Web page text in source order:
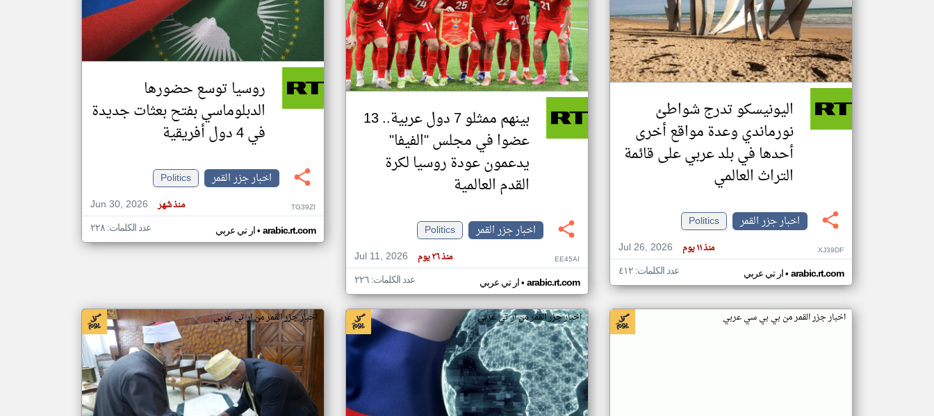
تغيير الدولة
اخبار جزر القمر على مدار الساعة
أهم اخبار جزر القمر العاجلة والمباشرة
اليونيسكو تدرج شواطئ
نورماندي وعدة مواقع أخرى
أحدها في بلد عربي على قائمة
التراث العالمي
اخبار جزر القمر
Politics
Jul 26, 2026
منذ ١١ يوم XJ39DF
ار تي عربي• arabic.rt.com عدد الكلمات: ٤١٢
بينهم ممثلو 7 دول عربية.. 13
عضوا في مجلس "الفيفا"
يدعمون عودة روسيا لكرة
القدم العالمية
اخبار جزر القمر
Politics
Jul 11, 2026
منذ ٢٦ يوم EE45AI
ار تي عربي• arabic.rt.com عدد الكلمات: ٢٢٦
روسيا توسع حضورها
الدبلوماسي بفتح بعثات جديدة
في 4 دول أفريقية
اخبار جزر القمر
Politics
Jun 30, 2026
منذ شهر TG39ZI
ار تي عربي• arabic.rt.com عدد الكلمات: ٢٢٨
اخبار جزر القمر من بي بي سي عربي اخبار جزر القمر من ار تي عربي اخبار جزر القمر من ار تي عربي
klyoum.com